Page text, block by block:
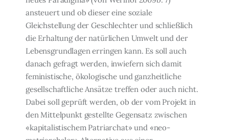
ansteuert und ob dieser eine soziale
Gleichstellung der Geschlechter und schließlich
die Erhaltung der natürlichen Umwelt und der
Lebensgrundlagen errin­gen kann. Es soll auch
danach gefragt werden, inwiefern sich damit
feministische, öko­logische und ganzheitliche
gesellschaftliche Ansätze treffen oder auch nicht.
Dabei soll geprüft werden, ob der vom Projekt in
den Mittelpunkt gestellte Gegensatz zwischen
«ka­pitalistischem Patriarchat» und «neo-